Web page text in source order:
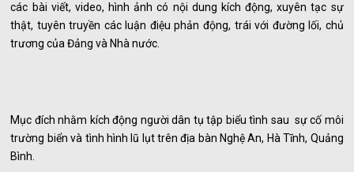
các bài viết, video, hình ảnh có nội dung kích động, xuyên tạc sự
thật, tuyên truyền các luận điệu phản động, trái với đường lối, chủ
trương của Đảng và Nhà nước.
Mục đích nhằm kích động người dân tụ tập biểu tình sau sự cố môi
trường biển và tình hình lũ lụt trên địa bàn Nghệ An, Hà Tĩnh, Quảng
Bình.